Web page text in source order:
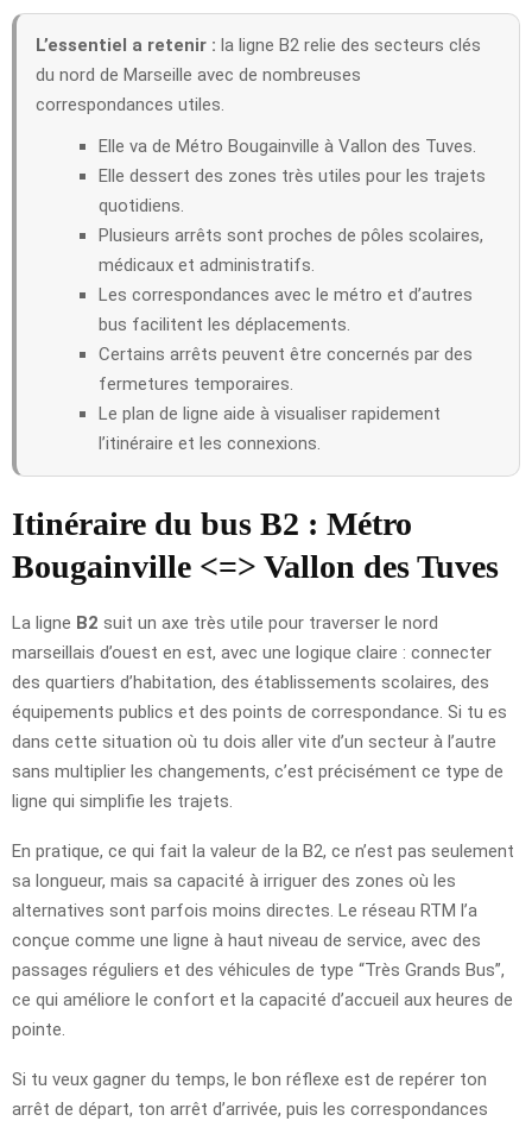
L’essentiel a retenir : la ligne B2 relie des secteurs clés
du nord de Marseille avec de nombreuses
correspondances utiles.
Elle va de Métro Bougainville à Vallon des Tuves.
Elle dessert des zones très utiles pour les trajets
quotidiens.
Plusieurs arrêts sont proches de pôles scolaires,
médicaux et administratifs.
Les correspondances avec le métro et d’autres
bus facilitent les déplacements.
Certains arrêts peuvent être concernés par des
fermetures temporaires.
Le plan de ligne aide à visualiser rapidement
l’itinéraire et les connexions.
Itinéraire du bus B2 : Métro
Bougainville <=> Vallon des Tuves
La ligne B2 suit un axe très utile pour traverser le nord
marseillais d’ouest en est, avec une logique claire : connecter
des quartiers d’habitation, des établissements scolaires, des
équipements publics et des points de correspondance. Si tu es
dans cette situation où tu dois aller vite d’un secteur à l’autre
sans multiplier les changements, c’est précisément ce type de
ligne qui simplifie les trajets.
En pratique, ce qui fait la valeur de la B2, ce n’est pas seulement
sa longueur, mais sa capacité à irriguer des zones où les
alternatives sont parfois moins directes. Le réseau RTM l’a
conçue comme une ligne à haut niveau de service, avec des
passages réguliers et des véhicules de type “Très Grands Bus”,
ce qui améliore le confort et la capacité d’accueil aux heures de
pointe.
Si tu veux gagner du temps, le bon réflexe est de repérer ton
arrêt de départ, ton arrêt d’arrivée, puis les correspondances